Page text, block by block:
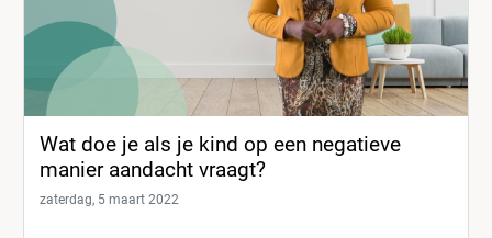
Wat doe je als je kind op een negatieve
manier aandacht vraagt?
zaterdag, 5 maart 2022